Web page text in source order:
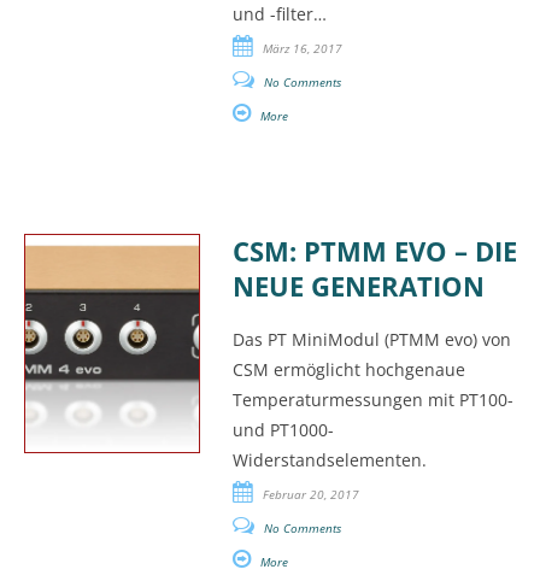
und -filter…
März 16, 2017
No Comments
More
CSM: PTMM EVO – DIE
NEUE GENERATION
Das PT MiniModul (PTMM evo) von
CSM ermöglicht hochgenaue
Temperaturmessungen mit PT100-
und PT1000-
Widerstandselementen.
Februar 20, 2017
No Comments
More